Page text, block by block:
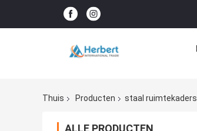
Thuis Producten staal ruimtekaders
ALLE PRODUCTEN